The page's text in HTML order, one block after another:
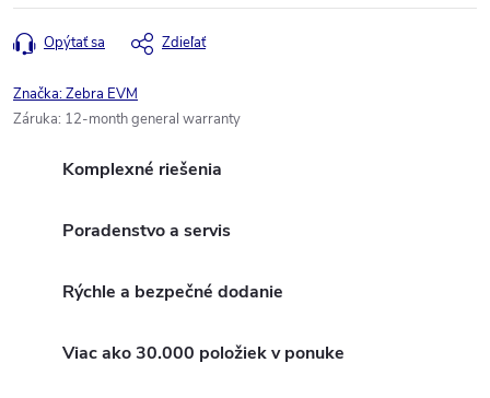
Opýtať sa Zdieľať
Značka:Zebra EVM
Záruka: 12-month general warranty
Komplexné riešenia
Poradenstvo a servis
Rýchle a bezpečné dodanie
Viac ako 30.000 položiek v ponuke